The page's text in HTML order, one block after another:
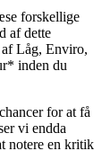
forskellige
af dette
Låg, Enviro,
inden du
for at få
vi endda
notere en kritik